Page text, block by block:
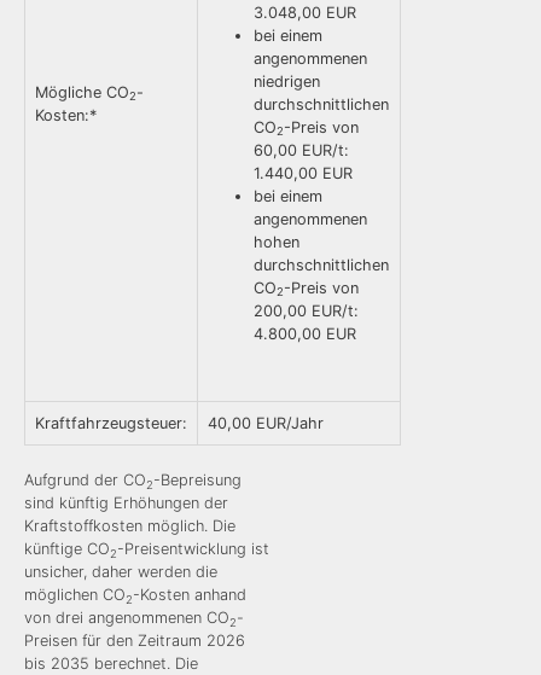
Mögliche CO2-
Kosten:*
3.048,00 EUR
bei einem
angenommenen
niedrigen
durchschnittlichen
CO2-Preis von
60,00 EUR/t:
1.440,00 EUR
bei einem
angenommenen
hohen
durchschnittlichen
CO2-Preis von
200,00 EUR/t:
4.800,00 EUR
Kraftfahrzeugsteuer: 40,00 EUR/Jahr
Aufgrund der CO2-Bepreisung
sind künftig Erhöhungen der
Kraftstoffkosten möglich. Die
künftige CO2-Preisentwicklung ist
unsicher, daher werden die
möglichen CO2-Kosten anhand
von drei angenommenen CO2-
Preisen für den Zeitraum 2026
bis 2035 berechnet. Die